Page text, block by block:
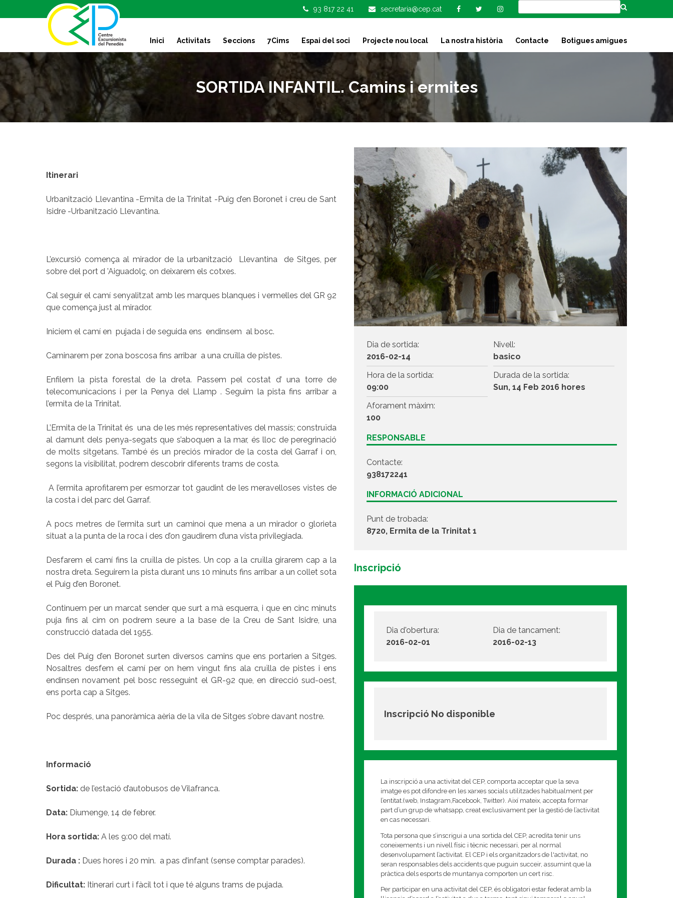
k
t
c
o
t
93 817 22 41 secretaria@cep.cat
Inici Activitats Seccions 7Cims Espai del soci Projecte nou local La nostra història Contacte Botigues amigues
SORTIDA INFANTIL. Camins i ermites
Itinerari
Urbanització Llevantina -Ermita de la Trinitat -Puig d’en Boronet i creu de Sant
Isidre -Urbanització Llevantina.
L’excursió comença al mirador de la urbanització Llevantina de Sitges, per
sobre del port d ’Aiguadolç, on deixarem els cotxes.
Cal seguir el camí senyalitzat amb les marques blanques i vermelles del GR 92
que comença just al mirador.
Iniciem el camí en pujada i de seguida ens endinsem al bosc.
Caminarem per zona boscosa fins arribar a una cruïlla de pistes.
Enfilem la pista forestal de la dreta. Passem pel costat d’ una torre de
telecomunicacions i per la Penya del Llamp . Seguim la pista fins arribar a
l’ermita de la Trinitat.
L’Ermita de la Trinitat és una de les més representatives del massís; construïda
al damunt dels penya-segats que s’aboquen a la mar, és lloc de peregrinació
de molts sitgetans. També és un preciós mirador de la costa del Garraf i on,
segons la visibilitat, podrem descobrir diferents trams de costa.
A l’ermita aprofitarem per esmorzar tot gaudint de les meravelloses vistes de
la costa i del parc del Garraf.
A pocs metres de l’ermita surt un caminoi que mena a un mirador o glorieta
situat a la punta de la roca i des d’on gaudirem d’una vista privilegiada.
Desfarem el camí fins la cruïlla de pistes. Un cop a la cruïlla girarem cap a la
nostra dreta. Seguirem la pista durant uns 10 minuts fins arribar a un collet sota
el Puig d’en Boronet.
Continuem per un marcat sender que surt a mà esquerra, i que en cinc minuts
puja fins al cim on podrem seure a la base de la Creu de Sant Isidre, una
construcció datada del 1955.
Des del Puig d’en Boronet surten diversos camins que ens portarien a Sitges.
Nosaltres desfem el camí per on hem vingut fins ala cruïlla de pistes i ens
endinsen novament pel bosc resseguint el GR-92 que, en direcció sud-oest,
ens porta cap a Sitges.
Poc després, una panoràmica aèria de la vila de Sitges s’obre davant nostre.
Informació
Sortida: de l’estació d’autobusos de Vilafranca.
Data: Diumenge, 14 de febrer.
Hora sortida: A les 9:00 del matí.
Durada : Dues hores i 20 min. a pas d’infant (sense comptar parades).
Dificultat: Itinerari curt i fàcil tot i que té alguns trams de pujada.
Dia de sortida:
2016-02-14
Nivell:
basico
Hora de la sortida:
09:00
Durada de la sortida:
Sun, 14 Feb 2016 hores
Aforament màxim:
100
RESPONSABLE
Contacte:
938172241
INFORMACIÓ ADICIONAL
Punt de trobada:
8720, Ermita de la Trinitat 1
Inscripció
Dia d'obertura:
2016-02-01
Dia de tancament:
2016-02-13
Inscripció No disponible
La inscripció a una activitat del CEP, comporta acceptar que la seva
imatge es pot difondre en les xarxes socials utilitzades habitualment per
l’entitat.(web, Instagram,Facebook, Twitter). Així mateix, accepta formar
part d’un grup de whatsapp, creat exclusivament per la gestió de l’activitat
en cas necessari.
Tota persona que s’inscrigui a una sortida del CEP, acredita tenir uns
coneixements i un nivell físic i tècnic necessari, per al normal
desenvolupament l’activitat. El CEP i els organitzadors de l'activitat, no
seran responsables dels accidents que puguin succeir, assumint que la
pràctica dels esports de muntanya comporten un cert risc.
Per participar en una activitat del CEP, és obligatori estar federat amb la